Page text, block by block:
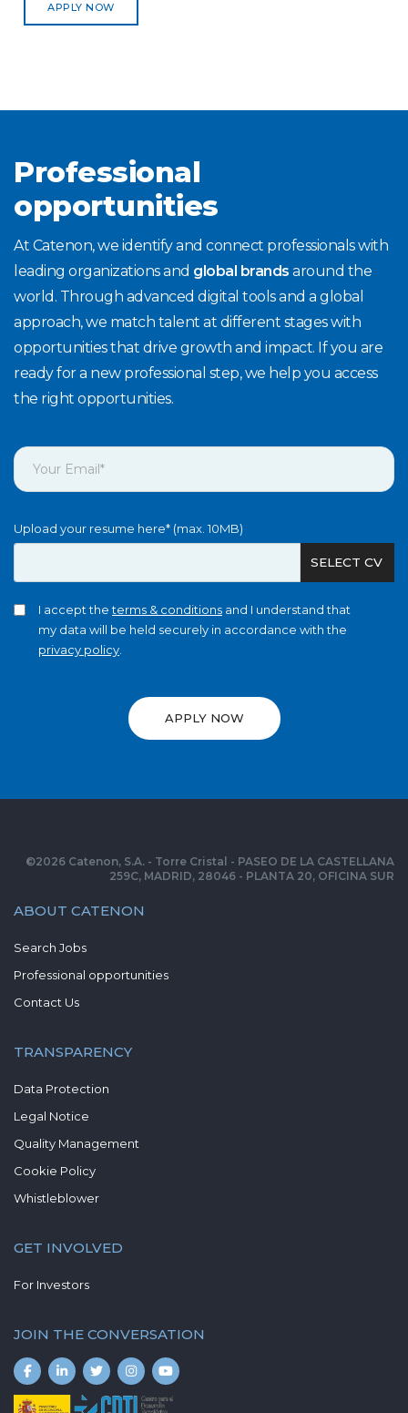
APPLY NOW
Professional
opportunities
At Catenon, we identify and connect professionals with
leading organizations and global brands around the
world. Through advanced digital tools and a global
approach, we match talent at different stages with
opportunities that drive growth and impact. If you are
ready for a new professional step, we help you access
the right opportunities.
Upload your resume here* (max. 10MB)
SELECT CV
I accept theterms & conditions and I understand that
my data will be held securely in accordance with the
privacy policy
APPLY NOW
ABOUT CATENON
Search Jobs
Professional opportunities
Contact Us
TRANSPARENCY
Data Protection
Legal Notice
Quality Management
Cookie Policy
Whistleblower
GET INVOLVED
For Investors
JOIN THE CONVERSATION
©2026 Catenon, S.A. - Torre Cristal - PASEO DE LA CASTELLANA
259C, MADRID, 28046 - PLANTA 20, OFICINA SUR